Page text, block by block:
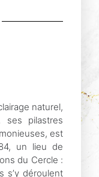
naturel,
pilastres
est
un lieu de
du Cercle :
s’y déroulent